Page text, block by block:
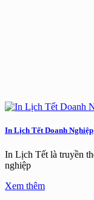
In Lịch Tết Doanh Nghiệp
In Lịch Tết là truyền
nghiệp
Xem thêm